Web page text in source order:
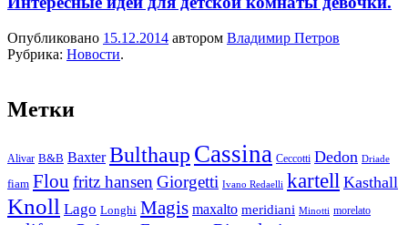
Опубликовано 15.12.2014 автором Владимир Петров
Рубрика: Новости.
Метки
Alivar B&B Baxter Bulthaup Cassina Ceccotti Dedon Driade
fiam Flou fritz hansen Giorgetti Ivano Redaelli kartell Kasthall
Knoll Lago Longhi Magis maxalto meridiani Minotti morelato